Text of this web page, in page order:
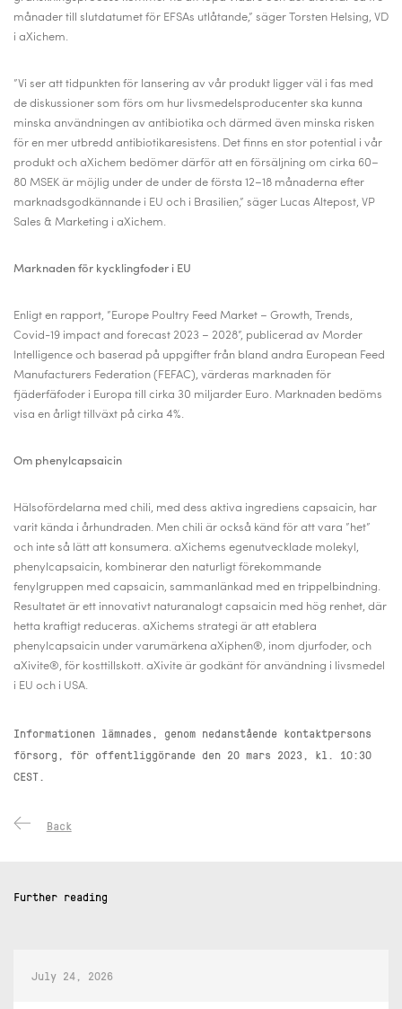
månader till slutdatumet för EFSAs utlåtande,” säger Torsten Helsing, VD
i aXichem.
”Vi ser att tidpunkten för lansering av vår produkt ligger väl i fas med
de diskussioner som förs om hur livsmedelsproducenter ska kunna
minska användningen av antibiotika och därmed även minska risken
för en mer utbredd antibiotikaresistens. Det finns en stor potential i vår
produkt och aXichem bedömer därför att en försäljning om cirka 60–
80 MSEK är möjlig under de under de första 12–18 månaderna efter
marknadsgodkännande i EU och i Brasilien,” säger Lucas Altepost, VP
Sales & Marketing i aXichem.
Marknaden för kycklingfoder i EU
Enligt en rapport, ” Europe Poultry Feed Market – Growth, Trends,
Covid-19 impact and forecast 2023 – 2028”, publicerad av Morder
Intelligence och baserad på uppgifter från bland andra European Feed
Manufacturers Federation (FEFAC), värderas marknaden för
fjäderfäfoder i Europa till cirka 30 miljarder Euro. Marknaden bedöms
visa en årligt tillväxt på cirka 4%.
Om phenylcapsaicin
Hälsofördelarna med chili, med dess aktiva ingrediens capsaicin, har
varit kända i århundraden. Men chili är också känd för att vara ”het”
och inte så lätt att konsumera. aXichems egenutvecklade molekyl,
phenylcapsaicin, kombinerar den naturligt förekommande
fenylgruppen med capsaicin, sammanlänkad med en trippelbindning.
Resultatet är ett innovativt naturanalogt capsaicin med hög renhet, där
hetta kraftigt reduceras. aXichems strategi är att etablera
phenylcapsaicin under varumärkena aXiphen®, inom djurfoder, och
aXivite®, för kosttillskott. aXivite är godkänt för användning i livsmedel
i EU och i USA.
Informationen lämnades, genom nedanstående kontaktpersons
försorg, för offentliggörande den 20 mars 2023, kl. 10:30
CEST.
Back
Further reading
July 24, 2026